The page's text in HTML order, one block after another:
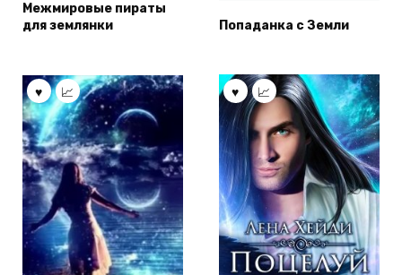
Межмировые пираты
для землянки
Попаданка с Земли